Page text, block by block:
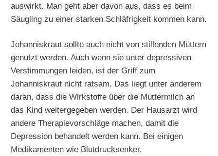
auswirkt. Man geht aber davon aus, dass es beim
Säugling zu einer starken Schläfrigkeit kommen kann.
Johanniskraut sollte auch nicht von stillenden Müttern
genutzt werden. Auch wenn sie unter depressiven
Verstimmungen leiden, ist der Griff zum
Johanniskraut nicht ratsam. Das liegt unter anderem
daran, dass die Wirkstoffe über die Muttermilch an
das Kind weitergegeben werden. Der Hausarzt wird
andere Therapievorschläge machen, damit die
Depression behandelt werden kann. Bei einigen
Medikamenten wie Blutdrucksenker,